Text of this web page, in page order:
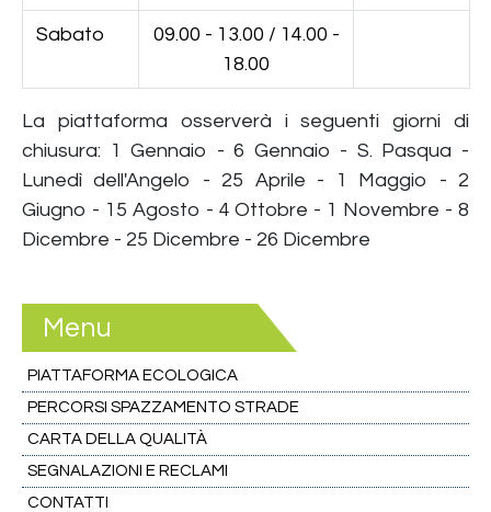
Sabato
09.00 - 13.00 / 14.00 -
18.00
La piattaforma osserverà i seguenti giorni di
chiusura: 1 Gennaio - 6 Gennaio - S. Pasqua -
Lunedì dell'Angelo - 25 Aprile - 1 Maggio - 2
Giugno - 15 Agosto - 4 Ottobre - 1 Novembre - 8
Dicembre - 25 Dicembre - 26 Dicembre
Menu
PIATTAFORMA ECOLOGICA
PERCORSI SPAZZAMENTO STRADE
CARTA DELLA QUALITÀ
SEGNALAZIONI E RECLAMI
CONTATTI